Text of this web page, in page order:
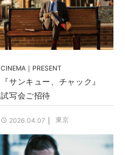
CINEMA PRESENT
『サンキュー、チャック』
試写会ご招待
2026.04.07 東京